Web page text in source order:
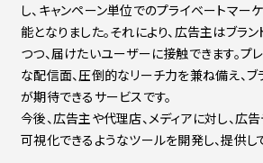
し、キャンペーン単位でのプライベートマー
能となりました。それにより、広告主はブラ
つつ、届けたいユーザーに接触できます。プ
な配信面、圧倒的なリーチ力を兼ね備え、ブ
が期待できるサービスです。
今後、広告主や代理店、メディアに対し、広
可視化できるようなツールを開発し、提供し